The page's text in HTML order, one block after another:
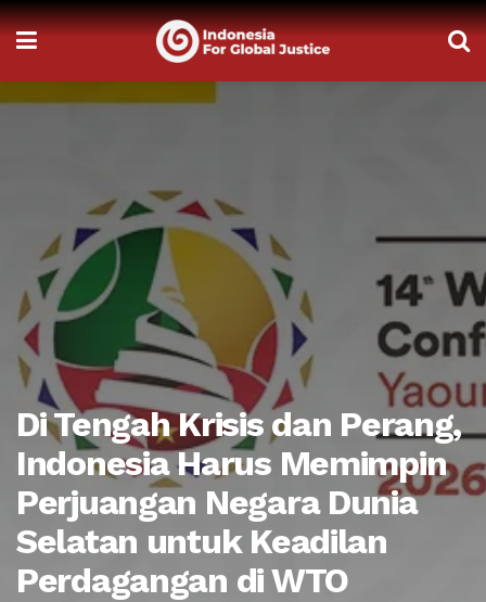
Di Tengah Krisis dan Perang,
Indonesia Harus Memimpin
Perjuangan Negara Dunia
Selatan untuk Keadilan
Perdagangan di WTO